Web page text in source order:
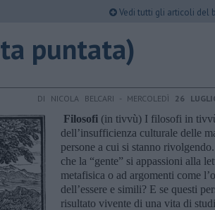
Vedi tutti gli articoli del
puntata)
DI NICOLA BELCARI - MERCOLEDÌ 26
Filosofi (in tivvù) I filosofi in
dell’insufficienza culturale delle
persone a cui si stanno
che la “gente” si appassioni alla
metafisica o ad argomenti come
dell’essere e simili? E se questi
risultato vivente di una vita di